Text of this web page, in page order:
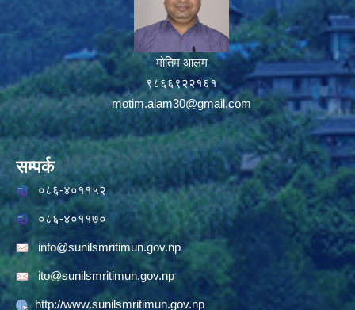
मोतिम आलम
९८६६९२२१६१
motim.alam30@gmail.com
सम्पर्क
०८६-४०११५२
०८६-४०११७०
info@sunilsmritimun.gov.np
ito@sunilsmritimun.gov.np
http://www.sunilsmritimun.gov.np